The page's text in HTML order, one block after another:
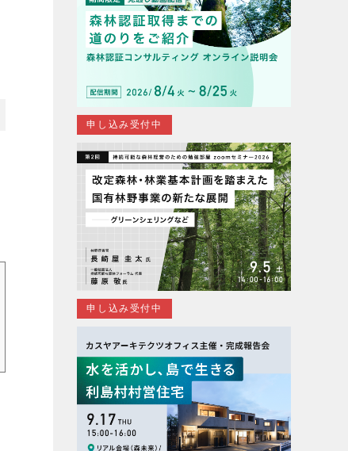
申し込み受付中
申し込み受付中